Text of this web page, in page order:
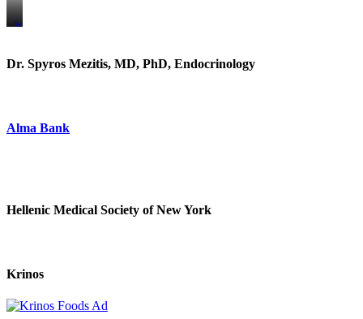
https://www.unitedbrothersfruitmarkets.com/
https://www.unitedbrothersfruitmarkets.com/
Dr. Spyros Mezitis, MD, PhD, Endocrinology
Alma Bank
Hellenic Medical Society of New York
Krinos